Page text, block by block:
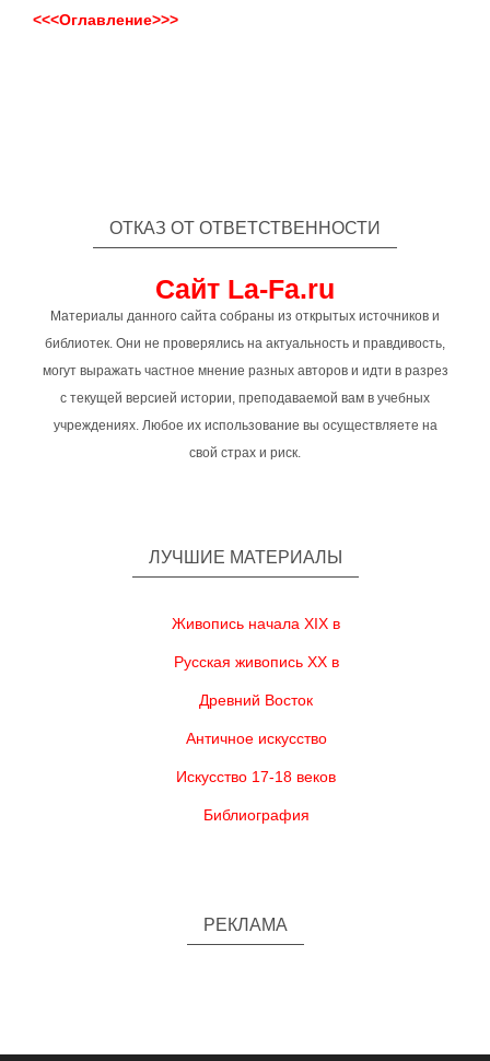
<<<Оглавление>>>
ОТКАЗ ОТ ОТВЕТСТВЕННОСТИ
Сайт La-Fa.ru
Материалы данного сайта собраны из открытых источников и
библиотек. Они не проверялись на актуальность и правдивость,
могут выражать частное мнение разных авторов и идти в разрез
с текущей версией истории, преподаваемой вам в учебных
учреждениях. Любое их использование вы осуществляете на
свой страх и риск.
ЛУЧШИЕ МАТЕРИАЛЫ
Живопись начала XIX в
Русская живопись XX в
Древний Восток
Античное искусство
Искусство 17-18 веков
Библиография
РЕКЛАМА